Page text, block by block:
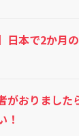
本で2か月
がおりました
！